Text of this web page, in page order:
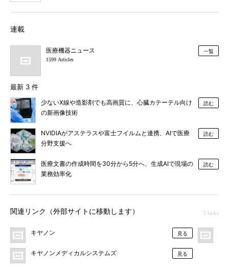
連載
医療機器ニュース
1599 Articles
一覧
最新 3 件
少ないX線や造影剤でも高画質に、心臓カテーテル向け
の新画像技術
読む
NVIDIAがアステラスや富士フイルムと連携、AIで医療
分野支援へ
読む
医療文書の作成時間を30分から5分へ、生成AIで現場の
業務効率化
読む
関連リンク（外部サイトに移動します） 3 links
キヤノン 見る
キヤノンメディカルシステムズ 見る